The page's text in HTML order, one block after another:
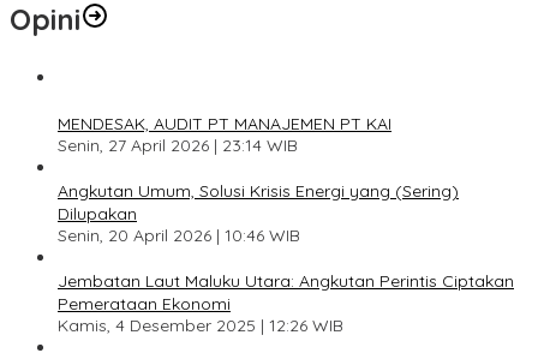
Opini
MENDESAK, AUDIT PT MANAJEMEN PT KAI
Senin, 27 April 2026 | 23:14 WIB
Angkutan Umum, Solusi Krisis Energi yang (Sering)
Dilupakan
Senin, 20 April 2026 | 10:46 WIB
Jembatan Laut Maluku Utara: Angkutan Perintis Ciptakan
Pemerataan Ekonomi
Kamis, 4 Desember 2025 | 12:26 WIB